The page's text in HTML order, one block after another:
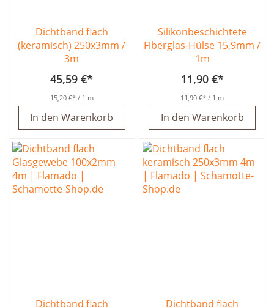
Dichtband flach
(keramisch) 250x3mm /
3m
45,59 €
15,20 € / 1 m
In den Warenkorb
Silikonbeschichtete
Fiberglas-Hülse 15,9mm /
1m
11,90 €
11,90 € / 1 m
In den Warenkorb
Dichtband flach Dichtband flach